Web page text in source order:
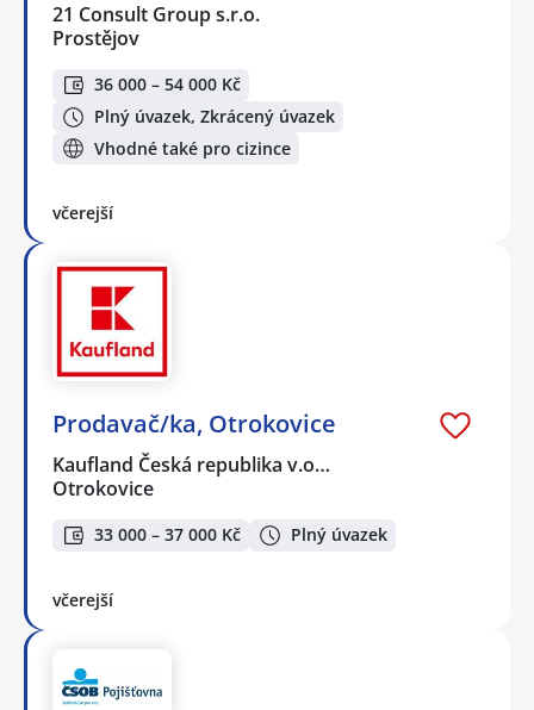
21 Consult Group s.r.o.
Prostějov
36 000 – 54 000 Kč
Plný úvazek, Zkrácený úvazek
Vhodné také pro cizince
včerejší
Prodavač/ka, Otrokovice
Kaufland Česká republika v.o…
Otrokovice
33 000 – 37 000 Kč Plný úvazek
včerejší